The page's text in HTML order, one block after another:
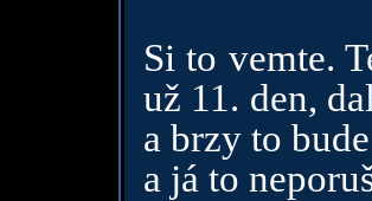
Si to vemte.
už 11. den,
a brzy to
a já to